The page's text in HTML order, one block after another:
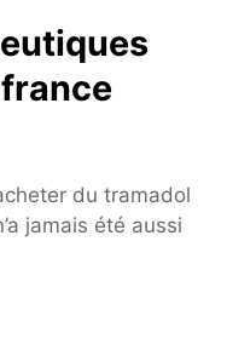
du tramadol
jamais été aussi